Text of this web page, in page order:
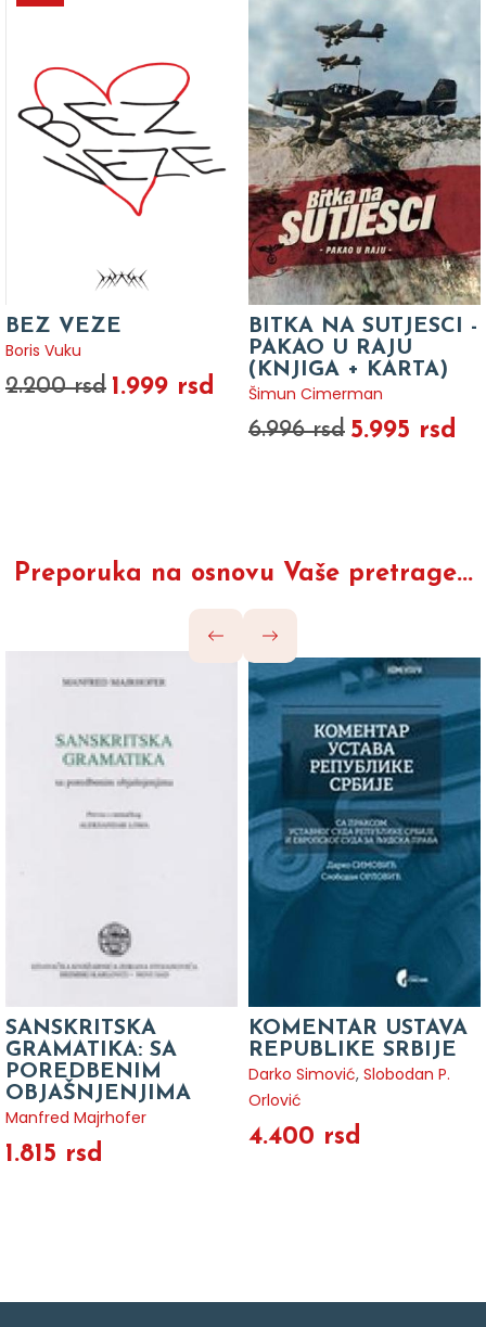
BEZ VEZE
Boris Vuku
2.200 rsd 1.999 rsd
BITKA NA SUTJESCI -
PAKAO U RAJU
(KNJIGA + KARTA)
Šimun Cimerman
6.996 rsd 5.995 rsd
Preporuka na osnovu Vaše pretrage...
SANSKRITSKA
GRAMATIKA: SA
POREDBENIM
OBJAŠNJENJIMA
Manfred Majrhofer
1.815 rsd
KOMENTAR USTAVA
REPUBLIKE SRBIJE
Darko Simović, Slobodan P.
Orlović
4.400 rsd